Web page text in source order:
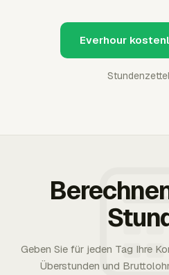
Everhour
Geben Sie für jeden Tag Ihre
Überstunden und